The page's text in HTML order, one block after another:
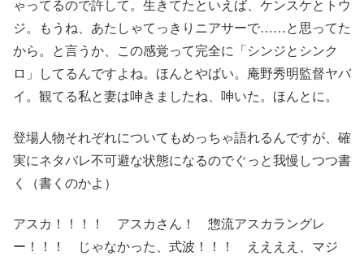
ゃってるので許して。生きてたといえば、ケンスケとトウ
ジ。もうね、あたしゃてっきりニアサーで……と思ってた
から。と言うか、この感覚って完全に「シンジとシンク
ロ」してるんですよね。ほんとやばい。庵野秀明監督ヤバ
イ。観てる私と妻は呻きましたね、呻いた。ほんとに。
登場人物それぞれについてもめっちゃ語れるんですが、確
実にネタバレ不可避な状態になるのでぐっと我慢しつつ書
く（書くのかよ）
アスカ！！！！ アスカさん！ 惣流アスカラングレ
ー！！！ じゃなかった、式波！！！ ええええ、マジ